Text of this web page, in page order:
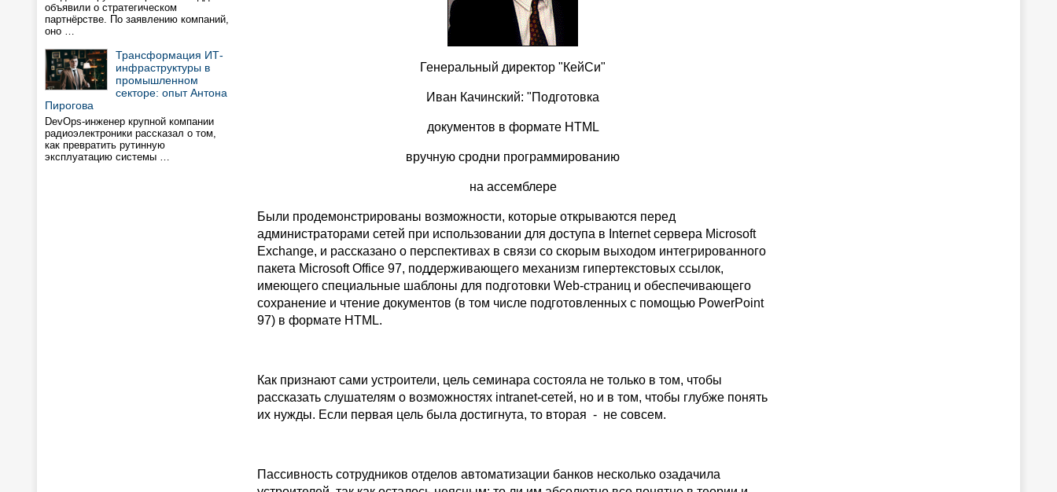
объявили о стратегическом
партнёрстве. По заявлению компаний,
оно …
Трансформация ИТ-
инфраструктуры в
промышленном
секторе: опыт Антона
Пирогова
DevOps-инженер крупной компании
радиоэлектроники рассказал о том,
как превратить рутинную
эксплуатацию системы …
Генеральный директор "КейСи"
Иван Качинский: "Подготовка
документов в формате HTML
вручную сродни программированию
на ассемблере
Были продемонстрированы возможности, которые открываются перед
администраторами сетей при использовании для доступа в Internet сервера Microsoft
Exchange, и рассказано о перспективах в связи со скорым выходом интегрированного
пакета Microsoft Office 97, поддерживающего механизм гипертекстовых ссылок,
имеющего специальные шаблоны для подготовки Web-страниц и обеспечивающего
сохранение и чтение документов (в том числе подготовленных с помощью PowerPoint
97) в формате HTML.
Как признают сами устроители, цель семинара состояла не только в том, чтобы
рассказать слушателям о возможностях intranet-сетей, но и в том, чтобы глубже понять
их нужды. Если первая цель была достигнута, то вторая - не совсем.
Пассивность сотрудников отделов автоматизации банков несколько озадачила